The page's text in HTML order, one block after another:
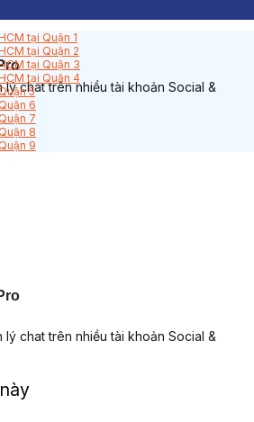
lý chat trên nhiều tài khoản Social &
lý chat trên nhiều tài khoản Social &
tại Quận 1
tại Quận 2
tại Quận 3
tại Quận 4
5
6
7
8
9